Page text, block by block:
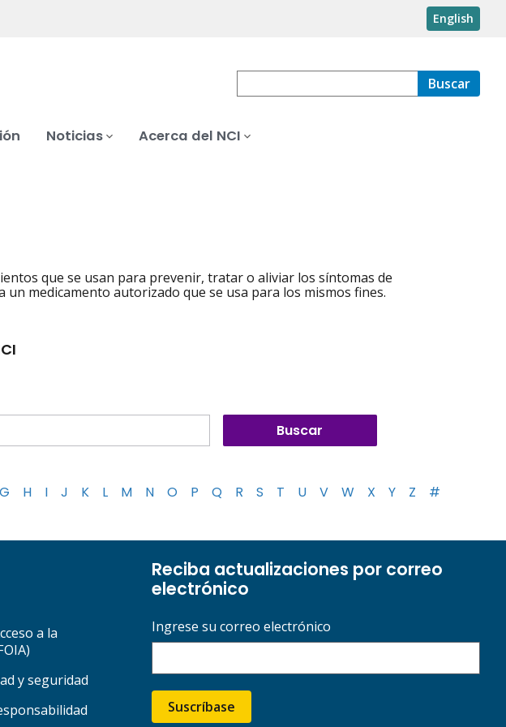
English
Buscar
Noticias Acerca del NCI
que se usan para prevenir, tratar o aliviar los síntomas de
medicamento autorizado que se usa para los mismos fines.
G H I J K L M N O P Q R S T U V W X Y Z #
a la
y seguridad
Reciba actualizaciones por correo
electrónico
Ingrese su correo electrónico
Suscríbase